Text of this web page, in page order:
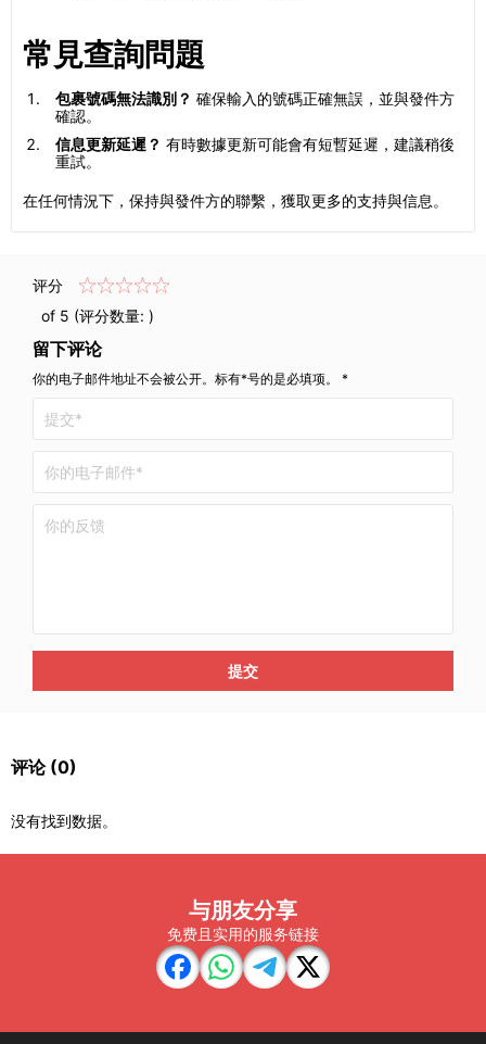
常見查詢問題
包裹號碼無法識別？ 確保輸入的號碼正確無誤，並與發件方
確認。
信息更新延遲？ 有時數據更新可能會有短暫延遲，建議稍後
重試。
在任何情況下，保持與發件方的聯繫，獲取更多的支持與信息。
评分
of 5 (评分数量: )
留下评论
你的电子邮件地址不会被公开。标有*号的是必填项。 *
提交
评论 (0)
没有找到数据。
与朋友分享
免费且实用的服务链接